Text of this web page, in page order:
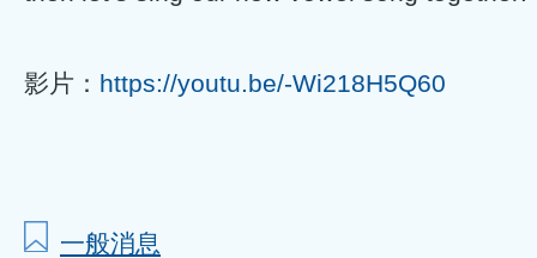
影片： https://youtu.be/-Wi218H5Q60
一般消息